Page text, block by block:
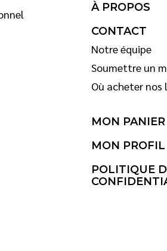
À PROPOS
CONTACT
Notre équipe
Soumettre un
Où acheter nos
MON PANIER
MON PROFIL
POLITIQUE